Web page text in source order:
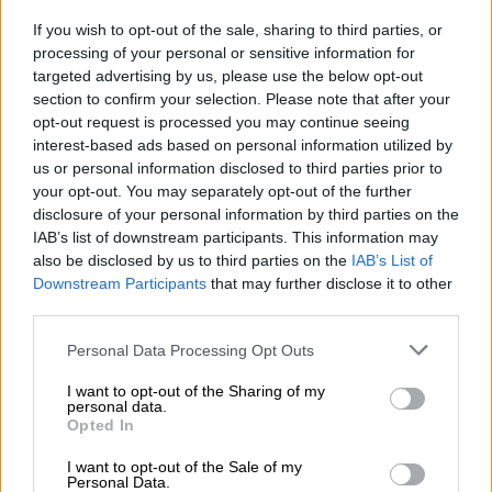
If you wish to opt-out of the sale, sharing to third parties, or
processing of your personal or sensitive information for
targeted advertising by us, please use the below opt-out
section to confirm your selection. Please note that after your
opt-out request is processed you may continue seeing
interest-based ads based on personal information utilized by
us or personal information disclosed to third parties prior to
your opt-out. You may separately opt-out of the further
disclosure of your personal information by third parties on the
IAB’s list of downstream participants. This information may
also be disclosed by us to third parties on the IAB’s List of
Downstream Participants that may further disclose it to other
Please note that this website/app uses one or more Google
not limited to your visit or usage behaviour. You may click to
grant or deny consent to Google and its third-party tags to
use your data for below specified purposes in below Google
consent section.
Personal Data Processing Opt Outs
I want to opt-out of the Sharing of my
personal data.
Opted In
I want to opt-out of the Sale of my
Personal Data.
αριθμό των μισθωτών εργαζομένων τους με
καθεστώς πλήρους απασχόλησης.
Επίσης, όσοιέχουν υποβάλει πρώτη δήλωση
έναρξης επιτηδεύματοςαπό την 1η-1-2020
και μετά, δηλαδή όσοι έχουν ατομικές
επιχειρήσεις που δεν είχαν συμπληρώσει
στις 31-12-2022 τρία έτη λειτουργίας,
δικαιούνται μειωμένο κατά 50% ελάχιστο
φορολογικό συντελεστή, δηλαδή,
συντελεστή φορολογίας εισοδήματος
προϋπόθεση ότι το ετήσιο ακαθάριστο
εισόδημα που προέρχεται από την
επιχειρηματική δραστηριότητα ήταν το 2022